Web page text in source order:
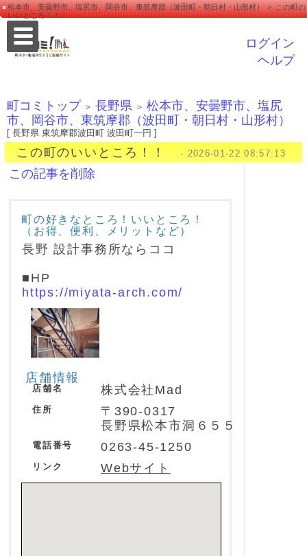
松本市、安曇野市、塩尻市、岡谷市、東筑摩郡（波田町・朝日村・山形村） ＞ この町の
いいところ！！
ログイン
ヘルプ
町コミトップ ＞ 長野県 ＞ 松本市、安曇野市、塩尻
市、岡谷市、東筑摩郡（波田町・朝日村・山形村）
[ 長野県 東筑摩郡波田町 波田町一円 ]
この町のいいところ！！ - 2026-01-22 08:57:13
この記事を削除
町の好きなところ！いいところ！
（お得、便利、メリットなど）
長野 設計事務所ならココ
■HP
https://miyata-arch.com/
店舗情報
店舗名 株式会社Mad
住所
〒390-0317
長野県松本市洞６５５
電話番号 0263-45-1250
リンク Webサイト